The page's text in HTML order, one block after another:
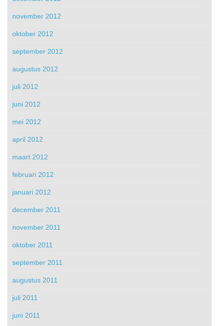
november 2012
oktober 2012
september 2012
augustus 2012
juli 2012
juni 2012
mei 2012
april 2012
maart 2012
februari 2012
januari 2012
december 2011
november 2011
oktober 2011
september 2011
augustus 2011
juli 2011
juni 2011